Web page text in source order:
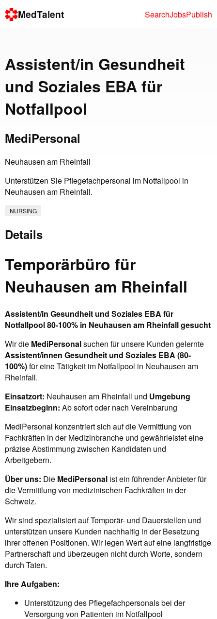
MedTalent SearchJobsPublish
Assistent/in Gesundheit
und Soziales EBA für
Notfallpool
MediPersonal
Neuhausen am Rheinfall
Unterstützen Sie Pflegefachpersonal im Notfallpool in
Neuhausen am Rheinfall.
NURSING
Details
Temporärbüro für
Neuhausen am Rheinfall
Assistent/in Gesundheit und Soziales EBA für
Notfallpool 80-100% in Neuhausen am Rheinfall gesucht
Wir die MediPersonalsuchen für unsere Kunden gelernte
Assistent/innen Gesundheit und Soziales EBA (80-
100%)für eine Tätigkeit im Notfallpool in Neuhausen am
Rheinfall.
Einsatzort: Neuhausen am Rheinfall und Umgebung
Einsatzbeginn: Ab sofort oder nach Vereinbarung
MediPersonal konzentriert sich auf die Vermittlung von
Fachkräften in der Medizinbranche und gewährleistet eine
präzise Abstimmung zwischen Kandidaten und
Arbeitgebern.
Über uns: Die MediPersonal ist ein führender Anbieter für
die Vermittlung von medizinischen Fachkräften in der
Schweiz.
Wir sind spezialisiert auf Temporär- und Dauerstellen und
unterstützen unsere Kunden nachhaltig in der Besetzung
ihrer offenen Positionen. Wir legen Wert auf eine langfristige
Partnerschaft und überzeugen nicht durch Worte, sondern
durch Taten.
Ihre Aufgaben:
Unterstützung des Pflegefachpersonals bei der
Versorgung von Patienten im Notfallpool